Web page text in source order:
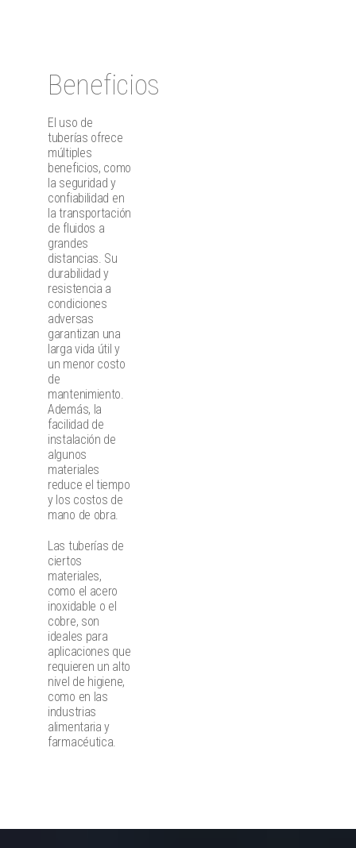
Beneficios
El uso de
tuberías ofrece
múltiples
beneficios, como
la seguridad y
confiabilidad en
la transportación
de fluidos a
grandes
distancias. Su
durabilidad y
resistencia a
condiciones
adversas
garantizan una
larga vida útil y
un menor costo
de
mantenimiento.
Además, la
facilidad de
instalación de
algunos
materiales
reduce el tiempo
y los costos de
mano de obra.
Las tuberías de
ciertos
materiales,
como el acero
inoxidable o el
cobre, son
ideales para
aplicaciones que
requieren un alto
nivel de higiene,
como en las
industrias
alimentaria y
farmacéutica.